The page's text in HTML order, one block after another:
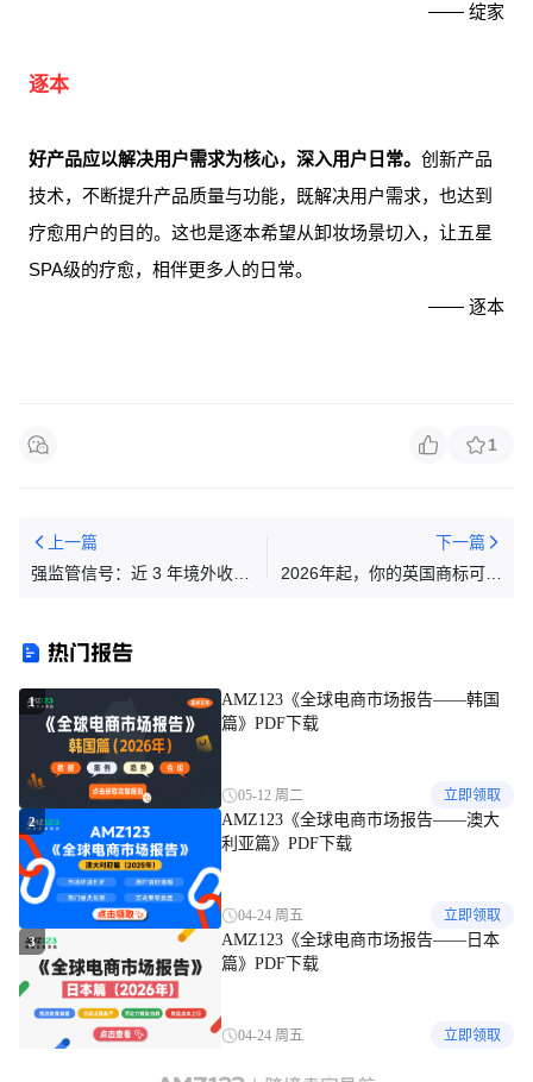
—— 绽家
逐本
好产品应以解决用户需求为核心，深入用户日常。 创新产品
技术，不断提升产品质量与功能，既解决用户需求，也达到
疗愈用户的目的。这也是逐本希望从卸妆场景切入，让五星
SPA级的疗愈，相伴更多人的日常。
—— 逐本
1
上一篇
强监管信号：近 3 年境外收入
下一篇
2026年起，你的英国商标可能
热门报告
1
AMZ123《全球电商市场报告——韩国
篇》PDF下载
05-12 周二 立即领取
2
AMZ123《全球电商市场报告——澳大
利亚篇》PDF下载
04-24 周五 立即领取
3
AMZ123《全球电商市场报告——日本
篇》PDF下载
04-24 周五 立即领取